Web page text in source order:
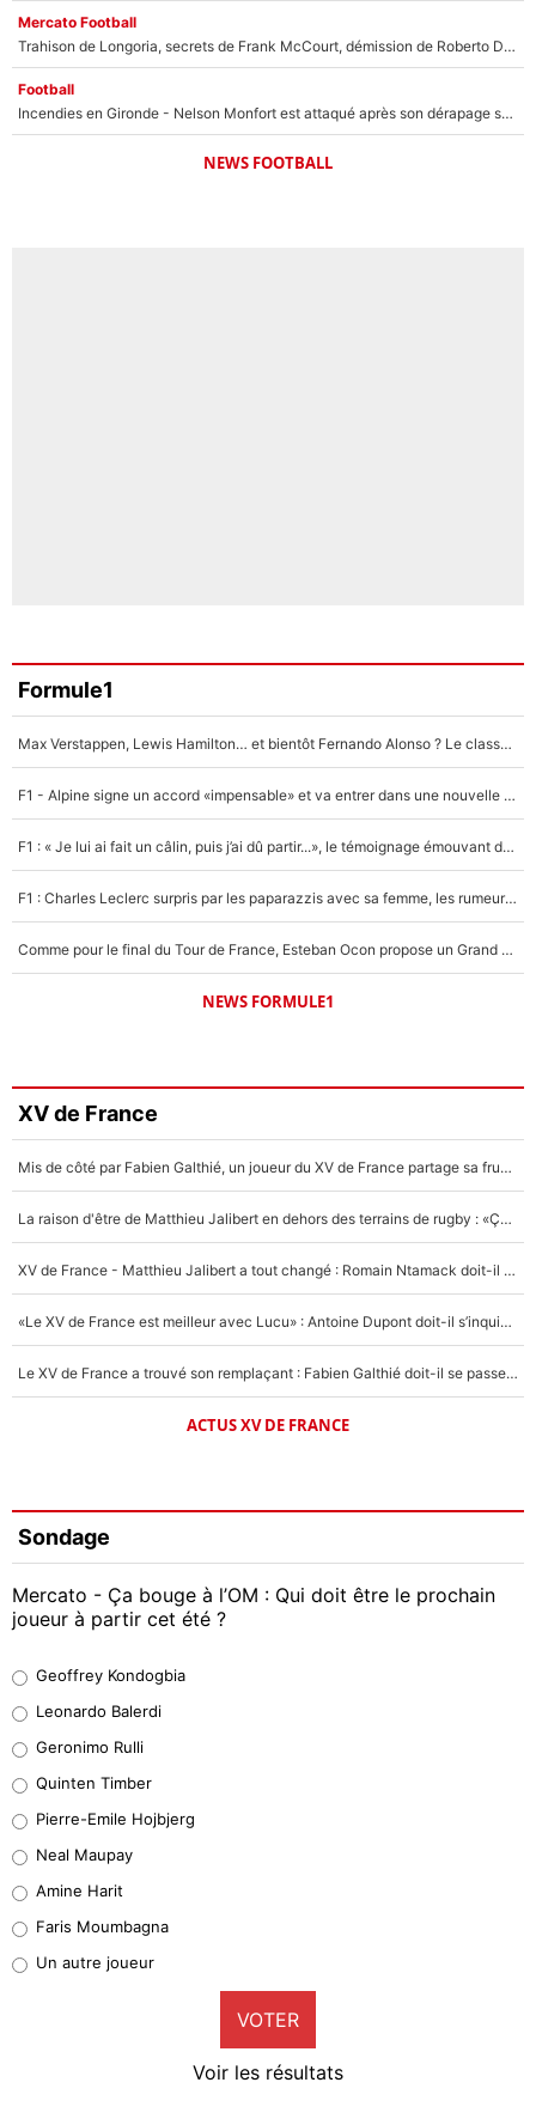
Mercato Football
Trahison de Longoria, secrets de Frank McCourt, démission de Roberto De Zerbi : Medhi Benatia se lâche sur son départ de l'OM et fait d'importantes révélations
Football
Incendies en Gironde - Nelson Monfort est attaqué après son dérapage sur CNews : «Et lui, il prend combien pour parler dans un studio climatisé?»
NEWS FOOTBALL
Formule1
Max Verstappen, Lewis Hamilton… et bientôt Fernando Alonso ? Le classement des pilotes les mieux payés en Formule 1 risque de changer !
F1 - Alpine signe un accord «impensable» et va entrer dans une nouvelle dimension : Grande nouvelle pour Pierre Gasly !
F1 : « Je lui ai fait un câlin, puis j’ai dû partir...», le témoignage émouvant de Max Verstappen sur sa fille
F1 : Charles Leclerc surpris par les paparazzis avec sa femme, les rumeurs étaient vraies !
Comme pour le final du Tour de France, Esteban Ocon propose un Grand Prix de Formule 1 à Paris : «Autour de l’Arc de Triomphe, ce serait génial» !
NEWS FORMULE1
XV de France
Mis de côté par Fabien Galthié, un joueur du XV de France partage sa frustration : «ils ne me l’ont pas dit tout de suite»
La raison d'être de Matthieu Jalibert en dehors des terrains de rugby : «Ça m'atteint autant que si tu touches à un membre de ma famille»
XV de France - Matthieu Jalibert a tout changé : Romain Ntamack doit-il s’inquiéter pour sa place à un an de la Coupe du monde ?
«Le XV de France est meilleur avec Lucu» : Antoine Dupont doit-il s’inquiéter pour sa place ?
Le XV de France a trouvé son remplaçant : Fabien Galthié doit-il se passer d'Antoine Dupont ?
ACTUS XV DE FRANCE
Sondage
Mercato - Ça bouge à l’OM : Qui doit être le prochain
joueur à partir cet été ?
38%
32%
5%
1%
9%
Geoffrey Kondogbia
Leonardo Balerdi
Geronimo Rulli
Quinten Timber
Pierre-Emile Hojbjerg
Neal Maupay
Amine Harit
Faris Moumbagna
Un autre joueur
VOTER
Voir les résultats